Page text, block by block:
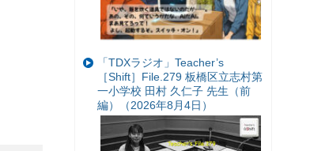
「TDXラジオ」Teacher’s
［Shift］File.279 板橋区立志村第
一小学校 田村 久仁子 先生（前
編）（2026年8月4日）